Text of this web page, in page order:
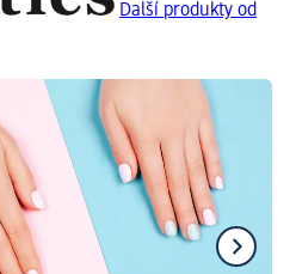
Další produkty od